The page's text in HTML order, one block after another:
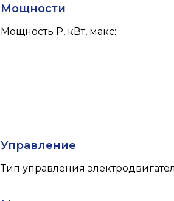
Мощности
Мощность P, кВт, макс:
Управление
Тип управления